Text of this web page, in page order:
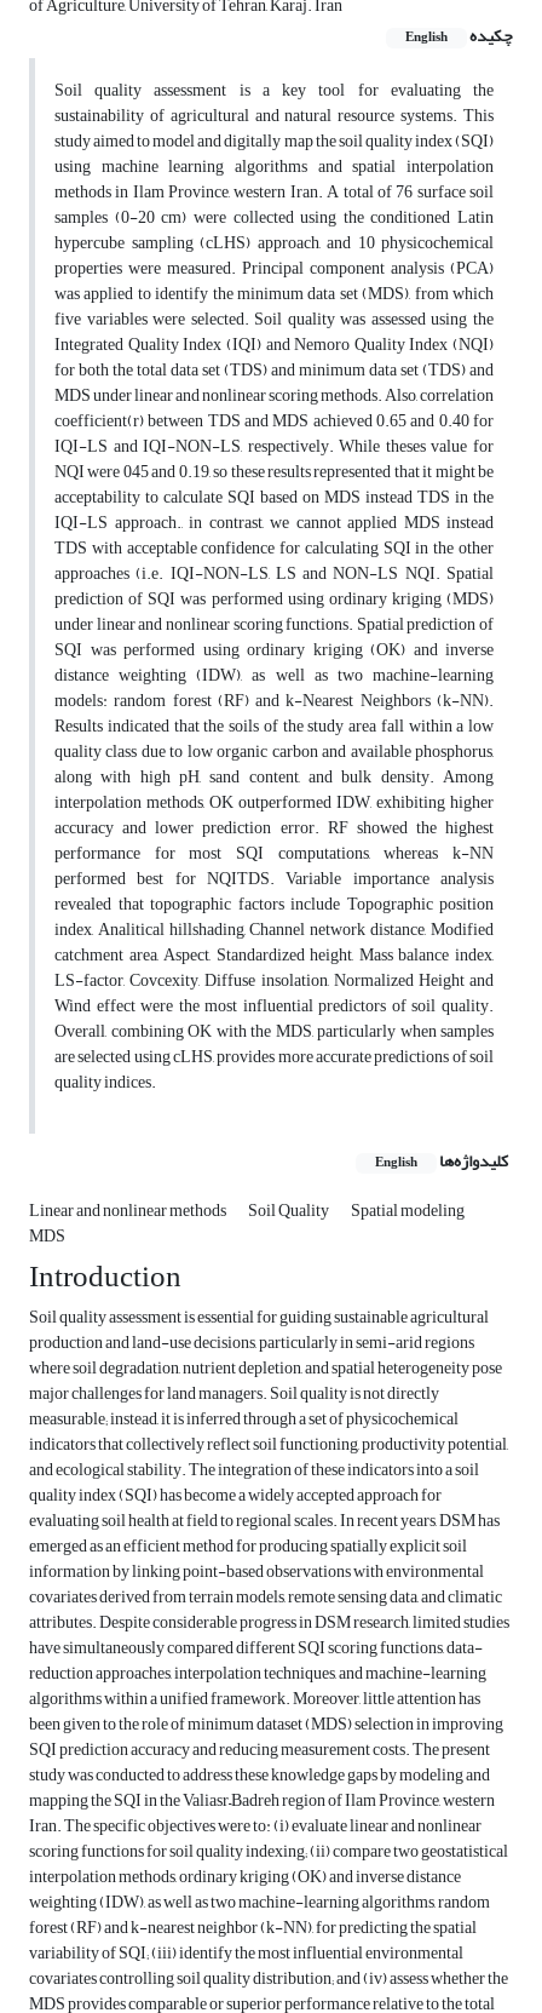
چکیده
English
Soil quality assessment is a key tool for evaluating the
sustainability of agricultural and natural resource systems. This
study aimed to model and digitally map the soil quality index (SQI)
using machine learning algorithms and spatial interpolation
methods in Ilam Province, western Iran. A total of 76 surface soil
samples (0-20 cm) were collected using the conditioned Latin
hypercube sampling (cLHS) approach, and 10 physicochemical
properties were measured. Principal component analysis (PCA)
was applied to identify the minimum data set (MDS), from which
five variables were selected. Soil quality was assessed using the
Integrated Quality Index (IQI) and Nemoro Quality Index (NQI)
for both the total data set (TDS) and minimum data set (TDS) and
MDS under linear and nonlinear scoring methods. Also, correlation
coefficient(r) between TDS and MDS achieved 0.65 and 0.40 for
IQI-LS and IQI-NON-LS, respectively. While theses value for
NQI were 045 and 0.19, so these results represented that it might be
acceptability to calculate SQI based on MDS instead TDS in the
IQI-LS approach., in contrast, we cannot applied MDS instead
TDS with acceptable confidence for calculating SQI in the other
approaches (i.e. IQI-NON-LS, LS and NON-LS NQI. Spatial
prediction of SQI was performed using ordinary kriging (MDS)
under linear and nonlinear scoring functions. Spatial prediction of
SQI was performed using ordinary kriging (OK) and inverse
distance weighting (IDW), as well as two machine-learning
models: random forest (RF) and k-Nearest Neighbors (k-NN).
Results indicated that the soils of the study area fall within a low
quality class due to low organic carbon and available phosphorus,
along with high pH, sand content, and bulk density. Among
interpolation methods, OK outperformed IDW, exhibiting higher
accuracy and lower prediction error. RF showed the highest
performance for most SQI computations, whereas k-NN
performed best for NQITDS. Variable importance analysis
revealed that topographic factors include Topographic position
index, Analitical hillshading, Channel network distance, Modified
catchment area, Aspect, Standardized height, Mass balance index,
LS-factor, Covcexity, Diffuse insolation, Normalized Height and
Wind effect were the most influential predictors of soil quality.
Overall, combining OK with the MDS, particularly when samples
are selected using cLHS, provides more accurate predictions of soil
quality indices.
کلیدواژه‌ها English
Linear and nonlinear methods Soil Quality Spatial modeling
MDS
Introduction
Soil quality assessment is essential for guiding sustainable agricultural
production and land-use decisions, particularly in semi-arid regions
where soil degradation, nutrient depletion, and spatial heterogeneity pose
major challenges for land managers. Soil quality is not directly
measurable; instead, it is inferred through a set of physicochemical
indicators that collectively reflect soil functioning, productivity potential,
and ecological stability. The integration of these indicators into a soil
quality index (SQI) has become a widely accepted approach for
evaluating soil health at field to regional scales. In recent years, DSM has
emerged as an efficient method for producing spatially explicit soil
information by linking point-based observations with environmental
covariates derived from terrain models, remote sensing data, and climatic
attributes. Despite considerable progress in DSM research, limited studies
have simultaneously compared different SQI scoring functions, data-
reduction approaches, interpolation techniques, and machine-learning
algorithms within a unified framework. Moreover, little attention has
been given to the role of minimum dataset (MDS) selection in improving
SQI prediction accuracy and reducing measurement costs. The present
study was conducted to address these knowledge gaps by modeling and
mapping the SQI in the Valiasr–Badreh region of Ilam Province, western
Iran. The specific objectives were to: (i) evaluate linear and nonlinear
scoring functions for soil quality indexing; (ii) compare two geostatistical
interpolation methods, ordinary kriging (OK) and inverse distance
weighting (IDW), as well as two machine-learning algorithms, random
forest (RF) and k-nearest neighbor (k-NN), for predicting the spatial
variability of SQI; (iii) identify the most influential environmental
covariates controlling soil quality distribution; and (iv) assess whether the
MDS provides comparable or superior performance relative to the total